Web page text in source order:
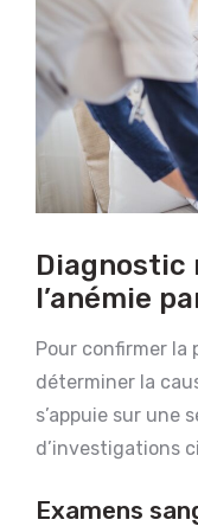
Diagnostic
l’anémie
Pour confirmer la
déterminer la
s’appuie sur une
d’investigations
Examens